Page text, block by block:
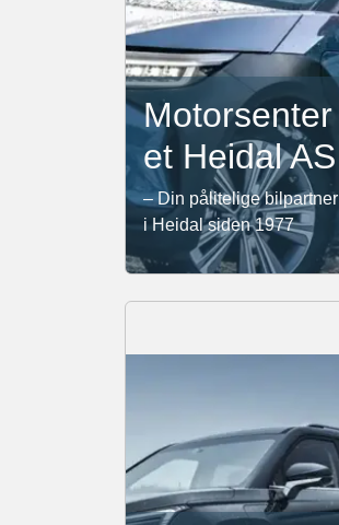
Motorsenter
et Heidal AS
– Din pålitelige bilpartner
i Heidal siden 1977